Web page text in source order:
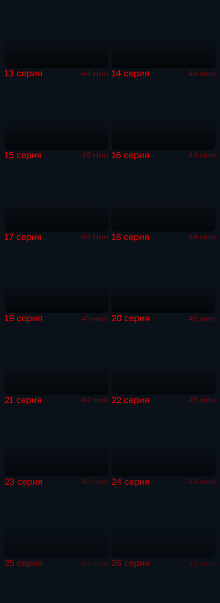
13 серия 44 мин 14 серия 44 мин
15 серия 45 мин 16 серия 44 мин
17 серия 44 мин 18 серия 44 мин
19 серия 45 мин 20 серия 45 мин
21 серия 44 мин 22 серия 45 мин
23 серия 45 мин 24 серия 44 мин
25 серия 44 мин 26 серия 45 мин